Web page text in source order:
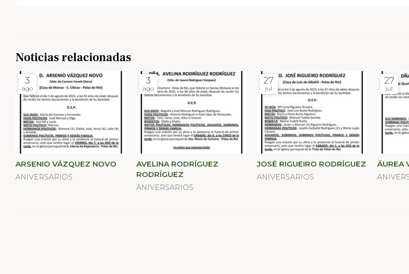
Noticias relacionadas
3
ago
ARSENIO VÁZQUEZ NOVO
ANIVERSARIOS
3
ago
AVELINA RODRÍGUEZ
RODRÍGUEZ
ANIVERSARIOS
27
jul
JOSÉ RIGUEIRO RODRÍGUEZ
ANIVERSARIOS
27
jul
ÁUREA